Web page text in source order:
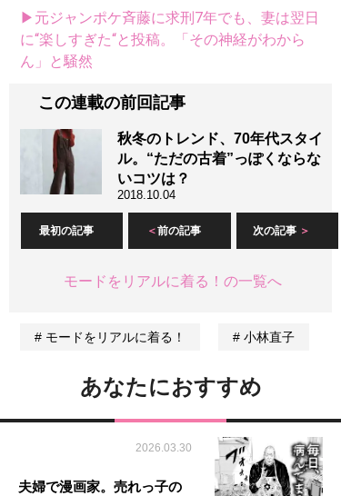
▶元ジャンポケ斉藤に求刑7年でも、妻は翌日
に“楽しすぎた“と投稿。「その神経がわから
ん」と騒然
この連載の前回記事
秋冬のトレンド、70年代スタイ
ル。“ただの古着”っぽくならな
いコツは？
2018.10.04
最初の記事 前の記事 次の記事
モードをリアルに着る！の一覧へ
モードをリアルに着る！ 小林直子
あなたにおすすめ
2026.03.30
夫婦で漫画家。売れっ子の